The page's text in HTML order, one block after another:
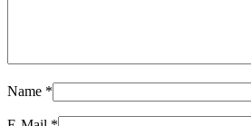
Name *